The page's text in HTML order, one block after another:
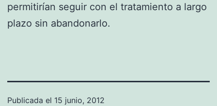
permitirían seguir con el tratamiento a largo
plazo sin abandonarlo.
Publicada el 15 junio, 2012